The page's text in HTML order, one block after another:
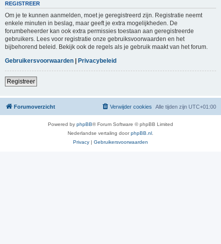
REGISTREER
Om je te kunnen aanmelden, moet je geregistreerd zijn. Registratie neemt
enkele minuten in beslag, maar geeft je extra mogelijkheden. De
forumbeheerder kan ook extra permissies toestaan aan geregistreerde
gebruikers. Lees voor registratie onze gebruiksvoorwaarden en het
bijbehorend beleid. Bekijk ook de regels als je gebruik maakt van het forum.
Gebruikersvoorwaarden | Privacybeleid
Registreer
Forumoverzicht Alle tijden zijn UTC+01:00
Verwijder cookies
Powered by phpBB® Forum Software © phpBB Limited
Nederlandse vertaling doorphpBB.nl
Privacy | Gebruikersvoorwaarden